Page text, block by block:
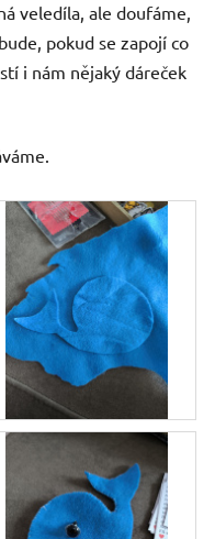
veledíla, ale doufáme,
pokud se zapojí co
i nám nějaký dáreček